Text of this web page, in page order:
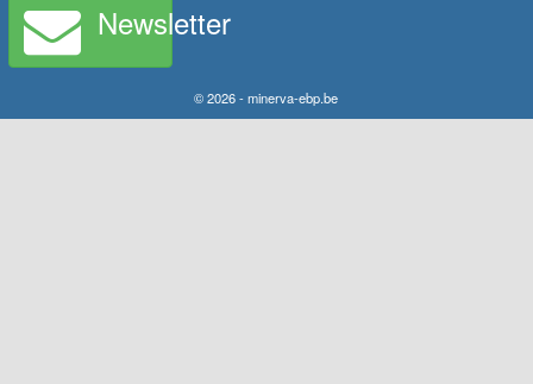
Newsletter
© 2026 - minerva-ebp.be